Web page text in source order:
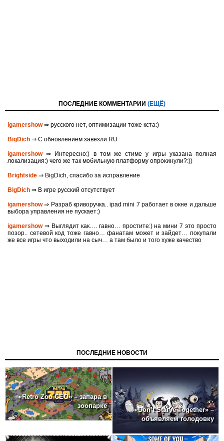
ПОСЛЕДНИЕ КОММЕНТАРИИ (ЕЩЁ)
igamershow⇒ русского нет, оптимизации тоже кста:)
BigDich ⇒ С обновлением завезли RU
igamershow⇒ Интересно:) в том же стиме у игры указана полная
локализация:) чего же так мобильную платформу опрокинули?:))
Brightside ⇒ BigDich, спасибо за исправление
BigDich ⇒ В игре русский отсутствует
igamershow⇒ Разраб криворучка.. ipad mini 7 работает в окне и дальше
выбора управления не пускает:)
igamershow⇒ Выглядит как…. гавно… простите:) на мини 7 это просто
позор.. сетевой код тоже гавно… фанатам может и зайдет… покупали
же все игры что выходили на сыч… а там было и того хуже качество
ПОСЛЕДНИЕ НОВОСТИ
«Retro Zoo CEO» – запара в
зоопарке
«Don’t Starve Together» –
объявляем голодовку